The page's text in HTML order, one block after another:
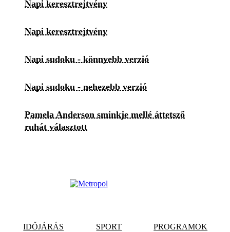
Napi keresztrejtvény
Napi keresztrejtvény
Napi sudoku - könnyebb verzió
Napi sudoku - nehezebb verzió
Pamela Anderson sminkje mellé áttetsző
ruhát választott
IDŐJÁRÁS SPORT PROGRAMOK